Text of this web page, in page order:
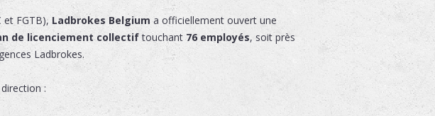
et FGTB), Ladbrokes Belgium a officiellement ouvert une
de licenciement collectiftouchant76 employés, soit près
Ladbrokes.
: